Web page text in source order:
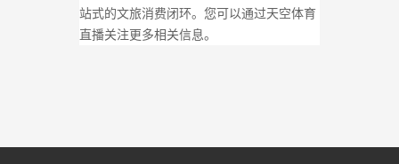
站式的文旅消费闭环。您可以通过天空体育
直播关注更多相关信息。